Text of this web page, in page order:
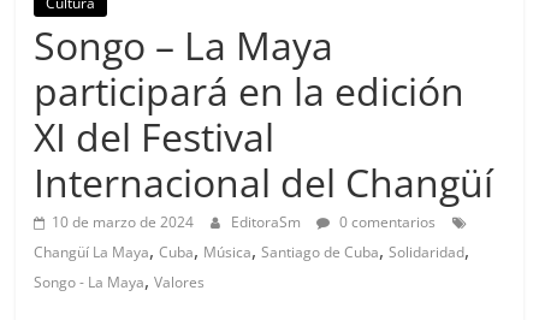
Songo – La Maya
participará en la edición
XI del Festival
Internacional del Changüí
10 de marzo de 2024 EditoraSm
0 comentarios
Changüí La Maya,Cuba, Música,Santiago de Cuba,Solidaridad,
Songo - La Maya,Valores